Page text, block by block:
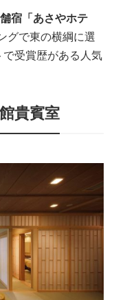
宿「あさやホテ
グで東の横綱に選
受賞歴がある人気
貴賓室